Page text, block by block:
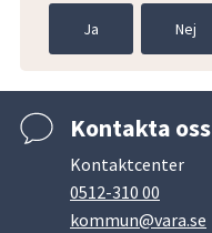
Ja Nej
Kontakta oss
Kontaktcenter
0512-310 00
kommun@vara.se